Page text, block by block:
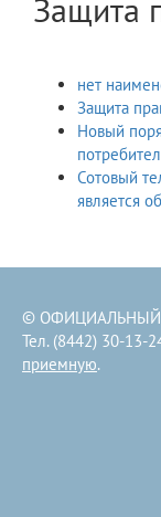
Защита
нет
Защита
Новый
Сотовый
является
© ОФИЦИАЛЬНЫЙ
Тел. (8442) 30-13-
приемную.